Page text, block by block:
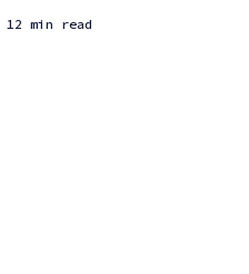
12 min read